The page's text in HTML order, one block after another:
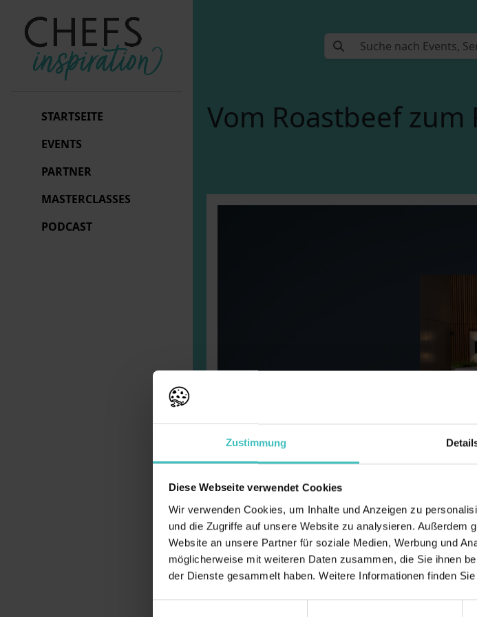
Zustimmung
Diese Webseite verwendet Cookies
Wir verwenden Cookies, um Inhalte und Anzeigen zu
und die Zugriffe auf unsere Website zu analysieren. Außerdem
Website an unsere Partner für soziale Medien, Werbung und
möglicherweise mit weiteren Daten zusammen, die Sie ihnen
der Dienste gesammelt haben. Weitere Informationen finden
STARTSEITE
EVENTS
PARTNER
MASTERCLASSES
PODCAST
Vom Roastbeef